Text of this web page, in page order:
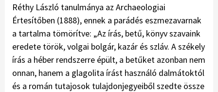
Réthy László tanulmánya az Archaeologiai
Értesítőben (1888), ennek a parádés eszmezavarnak
a tartalma tömörítve: „Az írás, betű, könyv szavaink
eredete török, volgai bolgár, kazár és szláv. A székely
írás a héber rendszerre épült, a betűket azonban nem
onnan, hanem a glagolita írást használó dalmátoktól
és a román tutajosok tulajdonjegyeiből szedte össze